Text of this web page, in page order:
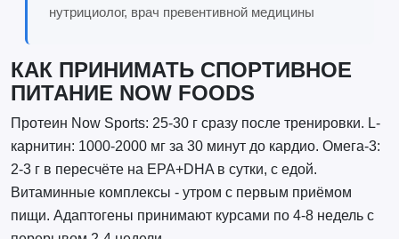
нутрициолог, врач превентивной медицины
КАК ПРИНИМАТЬ СПОРТИВНОЕ
ПИТАНИЕ NOW FOODS
Протеин Now Sports: 25-30 г сразу после тренировки. L-
карнитин: 1000-2000 мг за 30 минут до кардио. Омега-3:
2-3 г в пересчёте на EPA+DHA в сутки, с едой.
Витаминные комплексы - утром с первым приёмом
пищи. Адаптогены принимают курсами по 4-8 недель с